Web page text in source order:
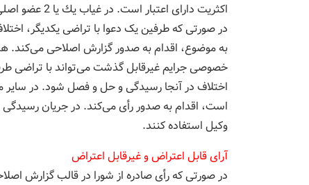
اكثریت دارای اعتبار است. در غیاب یك یا 2 عضو اصلی شورا، اعضای علی‌البدل جایگزین غایب یا غایبان خواهند شد.
در صورتی که طرفین یک دعوا با تراضی یکدیگر،
به موضوع، اقدام به صدور گزارش اصلاحی می‌کند.
خصوصی جرایم غیرقابل گذشت می‌تواند با تراضی
اختلاف در آنجا رسیدگی و حل و فصل شود. در سایر
است، اقدام به صدور رأی می‌کند. در جریان رسیدگی
وکیل استفاده کنند.
آرای قابل اعتراض و غیرقابل اعتراض
در صورتی که رأی صادره از شورا در قالب گزارش